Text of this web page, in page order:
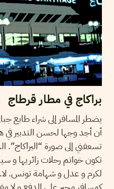
براكاج في مطار قرطاج
تسعفني إلى صورة “البراكاج”.
تكون خواتم رحلات زائريها و
لكرم و عدل و شهامة تونس. لا.